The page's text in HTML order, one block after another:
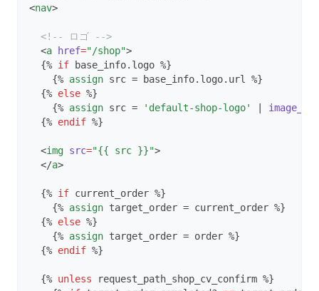
2023/11/21更新
2023/12/19更新
2024/10/24更新
2024/11/19更新
2024/12/18更新
2025/09/17更新
2025/10/23更新
2025/11/26更新
<nav>
<!-- ロゴ -->
  <
a href="/shop">
  {%
if base_info.logo %}
    {%
assign src = base_info.logo.url %}
  {%
else %}
    {%
assign src = 'default-shop-logo'
image_url
  {%
endif %}
  <
img src="{{ src }}">
  </
a>
  {%
if current_order %}
    {%
assign target_order = current_order %}
  {%
else %}
    {%
assign target_order = order %}
  {%
endif %}
  {%
unless request_path_shop_cv_confirm %}